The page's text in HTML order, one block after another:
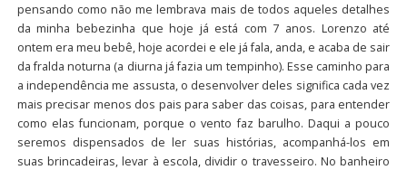
pensando como não me lembrava mais de todos aqueles detalhes
da minha bebezinha que hoje já está com 7 anos. Lorenzo até
ontem era meu bebê, hoje acordei e ele já fala, anda, e acaba de sair
da fralda noturna (a diurna já fazia um tempinho). Esse caminho para
a independência me assusta, o desenvolver deles significa cada vez
mais precisar menos dos pais para saber das coisas, para entender
como elas funcionam, porque o vento faz barulho. Daqui a pouco
seremos dispensados de ler suas histórias, acompanhá-los em
suas brincadeiras, levar à escola, dividir o travesseiro. No banheiro